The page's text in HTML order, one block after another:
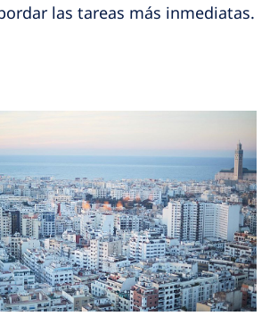
las tareas más inmediatas.